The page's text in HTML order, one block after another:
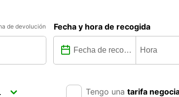
de devolución Fecha y hora de recogida
Tengo una tarifa